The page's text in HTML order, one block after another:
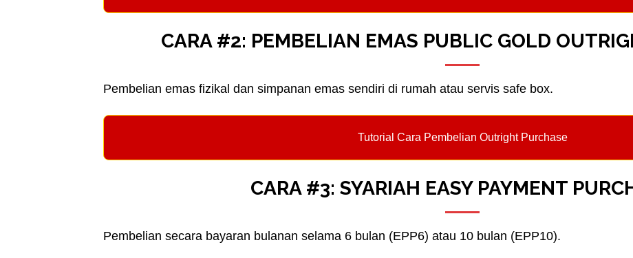
CARA #2: PEMBELIAN EMAS PUBLIC GOLD
Pembelian emas fizikal dan simpanan emas sendiri di rumah atau servis safe box.
Tutorial Cara Pembelian Outright Purchase
CARA #3: SYARIAH EASY PAYMENT
Pembelian secara bayaran bulanan selama 6 bulan (EPP6) atau 10 bulan (EPP10).